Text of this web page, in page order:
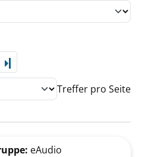
Treffer pro Seite
eAudio